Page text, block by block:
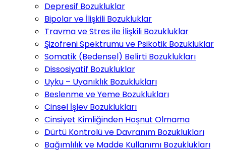
Depresif Bozukluklar
Bipolar ve İlişkili Bozukluklar
Travma ve Stres ile İlişkili Bozukluklar
Şizofreni Spektrumu ve Psikotik Bozukluklar
Somatik (Bedensel) Belirti Bozuklukları
Dissosiyatif Bozukluklar
Uyku – Uyanıklık Bozuklukları
Beslenme ve Yeme Bozuklukları
Cinsel İşlev Bozuklukları
Cinsiyet Kimliğinden Hoşnut Olmama
Dürtü Kontrolü ve Davranım Bozuklukları
Bağımlılık ve Madde Kullanımı Bozuklukları